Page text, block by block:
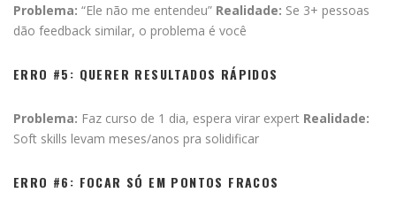
Problema: “Ele não me entendeu” Realidade: Se 3+ pessoas
dão feedback similar, o problema é você
ERRO #5: QUERER RESULTADOS RÁPIDOS
Problema: Faz curso de 1 dia, espera virar expert Realidade:
Soft skills levam meses/anos pra solidificar
ERRO #6: FOCAR SÓ EM PONTOS FRACOS